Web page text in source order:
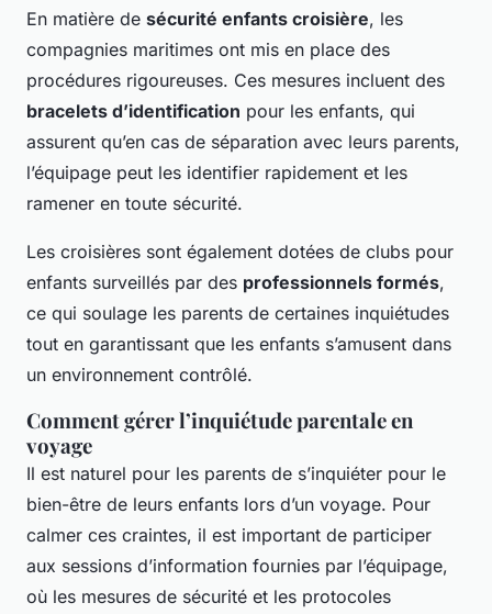
En matière de sécurité enfants croisière, les
compagnies maritimes ont mis en place des
procédures rigoureuses. Ces mesures incluent des
bracelets d’identification pour les enfants, qui
assurent qu’en cas de séparation avec leurs parents,
l’équipage peut les identifier rapidement et les
ramener en toute sécurité.
Les croisières sont également dotées de clubs pour
enfants surveillés par des professionnels formés,
ce qui soulage les parents de certaines inquiétudes
tout en garantissant que les enfants s’amusent dans
un environnement contrôlé.
Comment gérer l’inquiétude parentale en
voyage
Il est naturel pour les parents de s’inquiéter pour le
bien-être de leurs enfants lors d’un voyage. Pour
calmer ces craintes, il est important de participer
aux sessions d’information fournies par l’équipage,
où les mesures de sécurité et les protocoles